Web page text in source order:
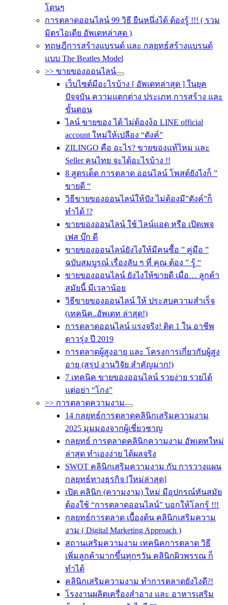
โดนๆ
การตลาดออนไลน์ 99 วิธี ยืนหนึ่งได้ ต้องรู้ !!! ( รวม
มิตรไอเดีย อัพเดทล่าสุด )
ทฤษฎีการสร้างแบรนด์ และ กลยุทธ์สร้างแบรนด์
แบบ The Beatles Model
>> ขายของออนไลน์
เว็บไซต์มีอะไรบ้าง [ อัพเดทล่าสุด ] ในยุค
ปัจจุบัน ความแตกต่าง ประเภท การสร้าง และ
ขั้นตอน
ไลน์ ขายของ ได้ ไม่ต้องง้อ LINE official
account ใหม่ให้เปลือง “ตังค์”
ZILINGO คือ อะไร? ขายของแท้ไหม และ
Seller คนไทย จะได้อะไรบ้าง !!
8 สูตรเด็ด การตลาด ออนไลน์ โพสต์ยังไงก็ ”
ขายดี “
วิธีขายของออนไลน์ให้ปัง ไม่ต้องมี”ตังค์”ก็
ทำได้ !?
ขายของออนไลน์ ใช้ ไลน์แอด หรือ เปิดเพจ
เฟส บุ๊ก ดี
ขายของออนไลน์ยังไงให้มีคนซื้อ ” คู่มือ ”
ฉบับสมบูรณ์ เรื่องลับ ๆ ที่ คุณ ต้อง ” รู้ “
ขายของออนไลน์ ยังไงให้ขายดี เมื่อ… ลูกค้า
สมัยนี้ มีเวลาน้อย
วิธีขายของออนไลน์ ให้ ประสบความสำเร็จ
(เทคนิค..อัพเดท ล่าสุด!)
การตลาดออนไลน์ แรงจริง! ติด 1 ใน อาชีพ
ดาวรุ่ง ปี 2019
การตลาดผู้สูงอายุ และ โครงการเกี่ยวกับผู้สูง
อายุ (สรุป งานวิจัย สำคัญมาก!)
7 เทคนิค ขายของออนไลน์ รวยง่าย รวยได้
แต่อย่า “โกง”
>> การตลาดความงาม
14 กลยุทธ์การตลาดคลินิกเสริมความงาม
2025 มุมมองจากผู้เชี่ยวชาญ
กลยุทธ์ การตลาดคลินิกความงาม อัพเดทใหม่
ล่าสุด ทำเองง่าย ได้ผลจริง
SWOT คลินิกเสริมความงาม กับ การวางแผน
กลยุทธ์ทางธุรกิจ [ใหม่ล่าสุด]
เปิด คลินิก (ความงาม) ใหม่ มีอุปกรณ์ทันสมัย
ต้องใช้ “การตลาดออนไลน์” บอกให้โลกรู้ !!!
กลยุทธ์การตลาด เบื้องต้น คลินิกเสริมความ
งาม ( Digital Marketing Approach )
สถานเสริมความงาม เทคนิคการตลาด วิธี
เพิ่มลูกค้ามากขึ้นทุกๆวัน คลินิกผิวพรรณ ก็
ทำได้
คลินิกเสริมความงาม ทำการตลาดยังไงดี?!
โรงงานผลิตเครื่องสำอาง และ อาหารเสริม